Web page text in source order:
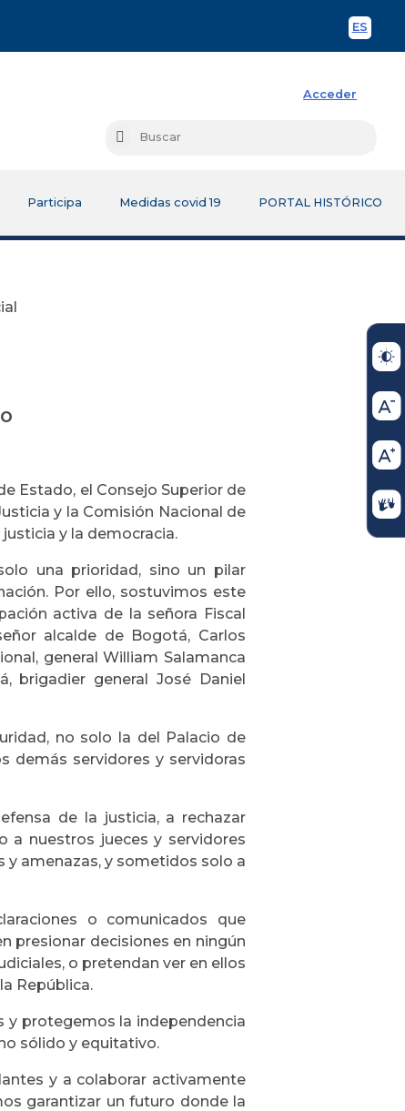
ES
Acceder
Buscar
Participa Medidas covid 19 PORTAL HISTÓRICO
Estado, el Consejo Superior de
y la Comisión Nacional de
y la democracia.
una prioridad, sino un pilar
Por ello, sostuvimos este
activa de la señora Fiscal
alcalde de Bogotá, Carlos
general William Salamanca
brigadier general José Daniel
no solo la del Palacio de
demás servidores y servidoras
de la justicia, a rechazar
a nuestros jueces y servidores
y amenazas, y sometidos solo a
o comunicados que
presionar decisiones en ningún
o pretendan ver en ellos
República.
y protegemos la independencia
sólido y equitativo.
y a colaborar activamente
garantizar un futuro donde la